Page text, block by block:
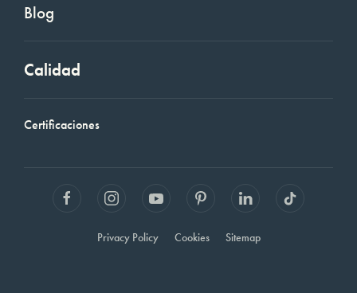
Blog
Calidad
Certificaciones
Privacy Policy Cookies Sitemap